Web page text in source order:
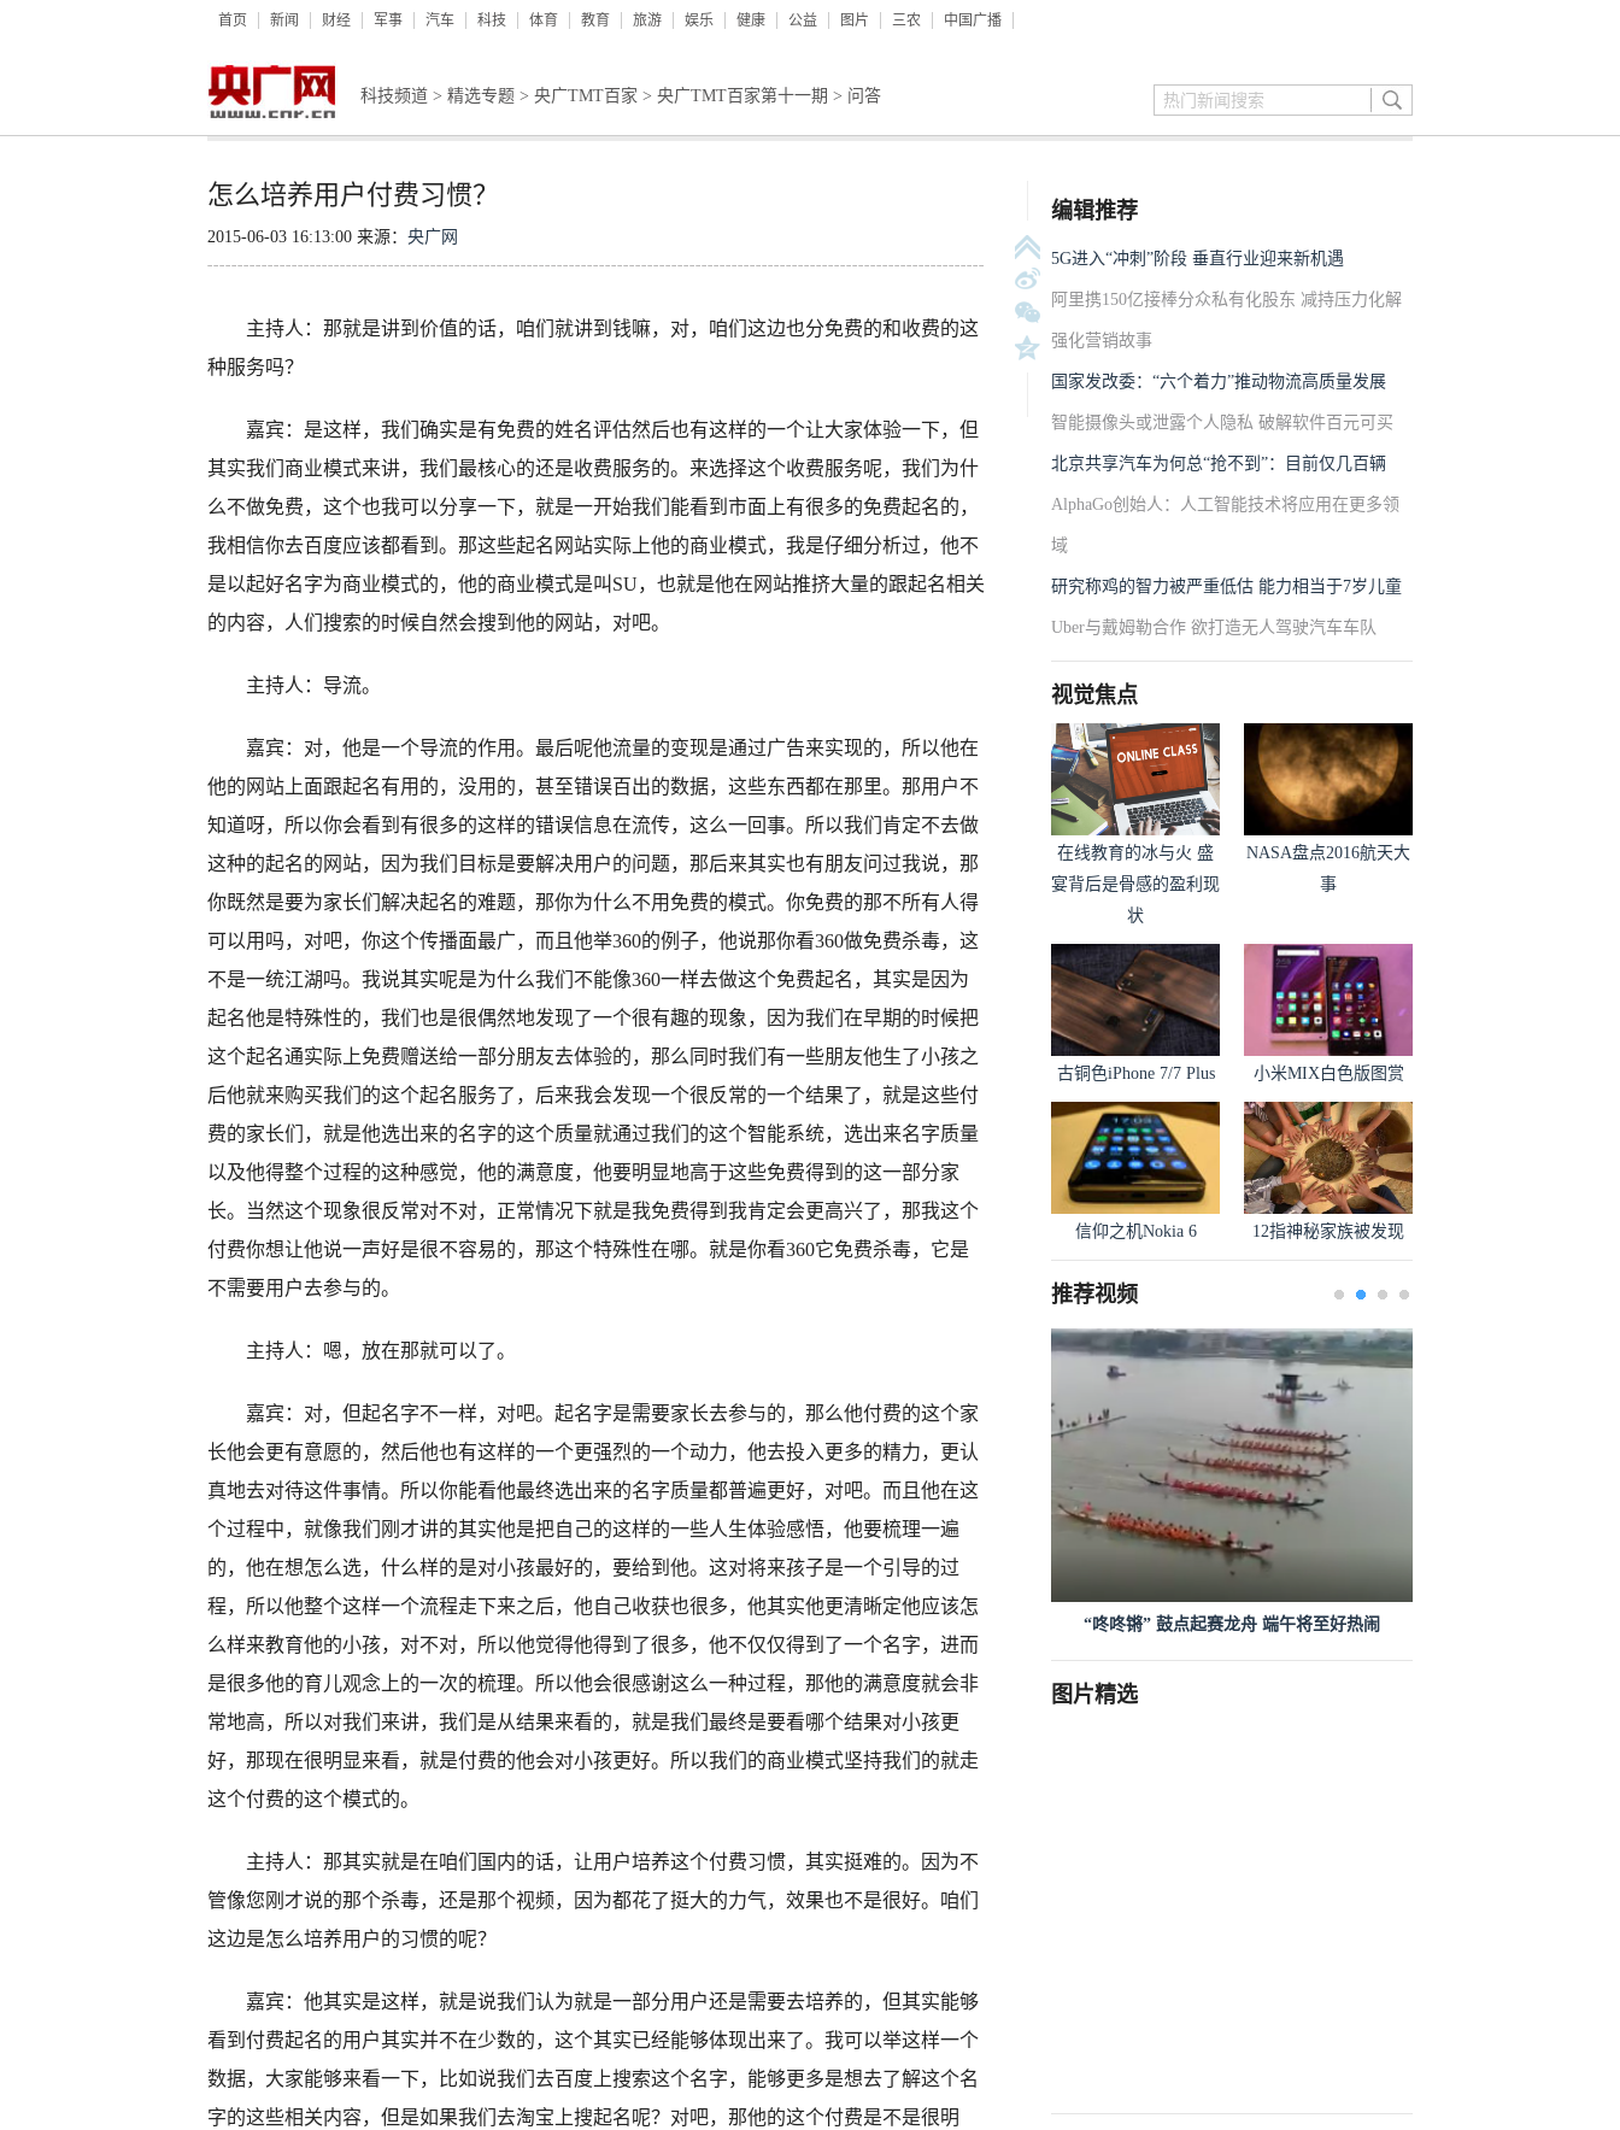
首页 新闻 财经 军事 汽车 科技 体育 教育 旅游 娱乐 健康 公益 图片 三农 中国广播
科技频道 > 精选专题 > 央广TMT百家 > 央广TMT百家第十一期 > 问答
怎么培养用户付费习惯？
2015-06-03 16:13:00 来源： 央广网
主持人：那就是讲到价值的话，咱们就讲到钱嘛，对，咱们这边也分免费的和收费的这
种服务吗？
嘉宾：是这样，我们确实是有免费的姓名评估然后也有这样的一个让大家体验一下，但
其实我们商业模式来讲，我们最核心的还是收费服务的。来选择这个收费服务呢，我们为什
么不做免费，这个也我可以分享一下，就是一开始我们能看到市面上有很多的免费起名的，
我相信你去百度应该都看到。那这些起名网站实际上他的商业模式，我是仔细分析过，他不
是以起好名字为商业模式的，他的商业模式是叫SU，也就是他在网站推挤大量的跟起名相关
的内容，人们搜索的时候自然会搜到他的网站，对吧。
主持人：导流。
嘉宾：对，他是一个导流的作用。最后呢他流量的变现是通过广告来实现的，所以他在
他的网站上面跟起名有用的，没用的，甚至错误百出的数据，这些东西都在那里。那用户不
知道呀，所以你会看到有很多的这样的错误信息在流传，这么一回事。所以我们肯定不去做
这种的起名的网站，因为我们目标是要解决用户的问题，那后来其实也有朋友问过我说，那
你既然是要为家长们解决起名的难题，那你为什么不用免费的模式。你免费的那不所有人得
可以用吗，对吧，你这个传播面最广，而且他举360的例子，他说那你看360做免费杀毒，这
不是一统江湖吗。我说其实呢是为什么我们不能像360一样去做这个免费起名，其实是因为
起名他是特殊性的，我们也是很偶然地发现了一个很有趣的现象，因为我们在早期的时候把
这个起名通实际上免费赠送给一部分朋友去体验的，那么同时我们有一些朋友他生了小孩之
后他就来购买我们的这个起名服务了，后来我会发现一个很反常的一个结果了，就是这些付
费的家长们，就是他选出来的名字的这个质量就通过我们的这个智能系统，选出来名字质量
以及他得整个过程的这种感觉，他的满意度，他要明显地高于这些免费得到的这一部分家
长。当然这个现象很反常对不对，正常情况下就是我免费得到我肯定会更高兴了，那我这个
付费你想让他说一声好是很不容易的，那这个特殊性在哪。就是你看360它免费杀毒，它是
不需要用户去参与的。
主持人：嗯，放在那就可以了。
嘉宾：对，但起名字不一样，对吧。起名字是需要家长去参与的，那么他付费的这个家
长他会更有意愿的，然后他也有这样的一个更强烈的一个动力，他去投入更多的精力，更认
真地去对待这件事情。所以你能看他最终选出来的名字质量都普遍更好，对吧。而且他在这
个过程中，就像我们刚才讲的其实他是把自己的这样的一些人生体验感悟，他要梳理一遍
的，他在想怎么选，什么样的是对小孩最好的，要给到他。这对将来孩子是一个引导的过
程，所以他整个这样一个流程走下来之后，他自己收获也很多，他其实他更清晰定他应该怎
么样来教育他的小孩，对不对，所以他觉得他得到了很多，他不仅仅得到了一个名字，进而
是很多他的育儿观念上的一次的梳理。所以他会很感谢这么一种过程，那他的满意度就会非
常地高，所以对我们来讲，我们是从结果来看的，就是我们最终是要看哪个结果对小孩更
好，那现在很明显来看，就是付费的他会对小孩更好。所以我们的商业模式坚持我们的就走
这个付费的这个模式的。
主持人：那其实就是在咱们国内的话，让用户培养这个付费习惯，其实挺难的。因为不
管像您刚才说的那个杀毒，还是那个视频，因为都花了挺大的力气，效果也不是很好。咱们
这边是怎么培养用户的习惯的呢？
嘉宾：他其实是这样，就是说我们认为就是一部分用户还是需要去培养的，但其实能够
看到付费起名的用户其实并不在少数的，这个其实已经能够体现出来了。我可以举这样一个
数据，大家能够来看一下，比如说我们去百度上搜索这个名字，能够更多是想去了解这个名
字的这些相关内容，但是如果我们去淘宝上搜起名呢？对吧，那他的这个付费是不是很明
编辑推荐
5G进入“冲刺”阶段 垂直行业迎来新机遇
阿里携150亿接棒分众私有化股东 减持压力化解
强化营销故事
国家发改委：“六个着力”推动物流高质量发展
智能摄像头或泄露个人隐私 破解软件百元可买
北京共享汽车为何总“抢不到”：目前仅几百辆
AlphaGo创始人：人工智能技术将应用在更多领
域
研究称鸡的智力被严重低估 能力相当于7岁儿童
Uber与戴姆勒合作 欲打造无人驾驶汽车车队
视觉焦点
在线教育的冰与火 盛
宴背后是骨感的盈利现
状
NASA盘点2016航天大
事
古铜色iPhone 7/7 Plus 小米MIX白色版图赏
信仰之机Nokia 6 12指神秘家族被发现
推荐视频
“咚咚锵” 鼓点起赛龙舟 端午将至好热闹